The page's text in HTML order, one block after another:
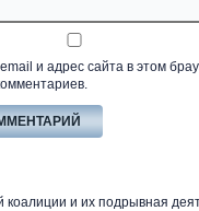
и адрес сайта в этом
коалиции и их подрывная